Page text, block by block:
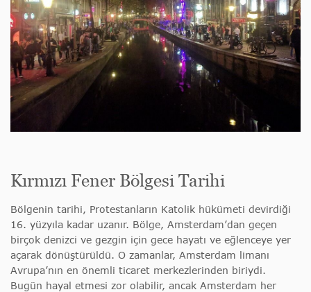
Kırmızı Fener Bölgesi Tarihi
Bölgenin tarihi, Protestanların Katolik hükümeti devirdiği
16. yüzyıla kadar uzanır. Bölge, Amsterdam’dan geçen
birçok denizci ve gezgin için gece hayatı ve eğlenceye yer
açarak dönüştürüldü. O zamanlar, Amsterdam limanı
Avrupa’nın en önemli ticaret merkezlerinden biriydi.
Bugün hayal etmesi zor olabilir, ancak Amsterdam her